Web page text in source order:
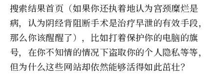
搜索结果首页（如果你还执着地认为宫颈糜烂是
病，认为阴经背阻断手术是治疗早泄的有效手段，
那么你该醒醒了），比如打着保护你的电脑的旗
号，在你不知情的情况下盗取你的个人隐私等等，
但为什么这些网站却依然能够活得如此茁壮？